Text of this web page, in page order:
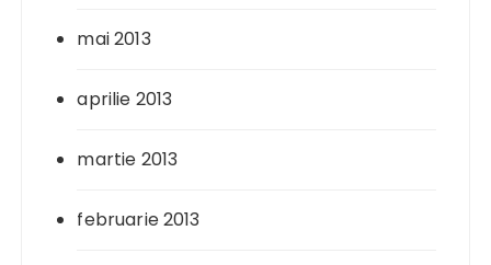
mai 2013
aprilie 2013
martie 2013
februarie 2013